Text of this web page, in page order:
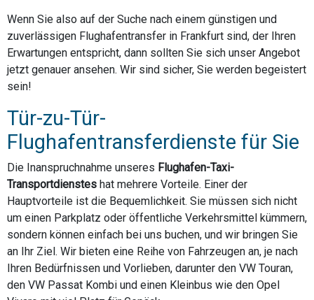
Wenn Sie also auf der Suche nach einem günstigen und
zuverlässigen Flughafentransfer in Frankfurt sind, der Ihren
Erwartungen entspricht, dann sollten Sie sich unser Angebot
jetzt genauer ansehen. Wir sind sicher, Sie werden begeistert
sein!
Tür-zu-Tür-
Flughafentransferdienste für Sie
Die Inanspruchnahme unseres Flughafen-Taxi-
Transportdienstes hat mehrere Vorteile. Einer der
Hauptvorteile ist die Bequemlichkeit. Sie müssen sich nicht
um einen Parkplatz oder öffentliche Verkehrsmittel kümmern,
sondern können einfach bei uns buchen, und wir bringen Sie
an Ihr Ziel. Wir bieten eine Reihe von Fahrzeugen an, je nach
Ihren Bedürfnissen und Vorlieben, darunter den VW Touran,
den VW Passat Kombi und einen Kleinbus wie den Opel